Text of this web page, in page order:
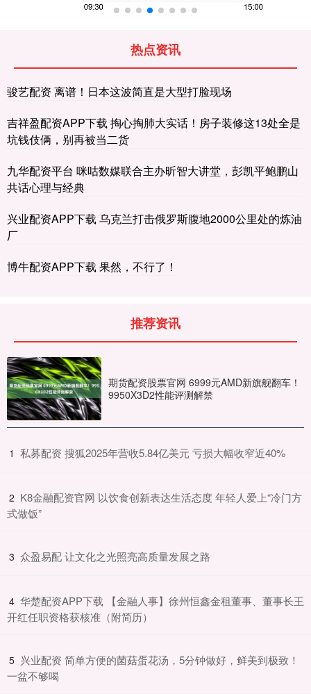
热点资讯
骏艺配资 离谱！日本这波简直是大型打脸现场
吉祥盈配资APP下载 掏心掏肺大实话！房子装修这13处全是
坑钱伎俩，别再被当二货
九华配资平台 咪咕数媒联合主办昕智大讲堂，彭凯平鲍鹏山
共话心理与经典
兴业配资APP下载 乌克兰打击俄罗斯腹地2000公里处的炼油
厂
博牛配资APP下载 果然，不行了！
推荐资讯
期货配资股票官网 6999元AMD新旗舰翻车！
9950X3D2性能评测解禁
1 ​私募配资 搜狐2025年营收5.84亿美元 亏损大幅收窄近40%
2 ​K8金融配资官网 以饮食创新表达生活态度 年轻人爱上“冷门方
式做饭”
3 ​众盈易配 让文化之光照亮高质量发展之路
4 ​华楚配资APP下载 【金融人事】徐州恒鑫金租董事、董事长王
开红任职资格获核准（附简历）
5 ​兴业配资 简单方便的菌菇蛋花汤，5分钟做好，鲜美到极致！
一盆不够喝